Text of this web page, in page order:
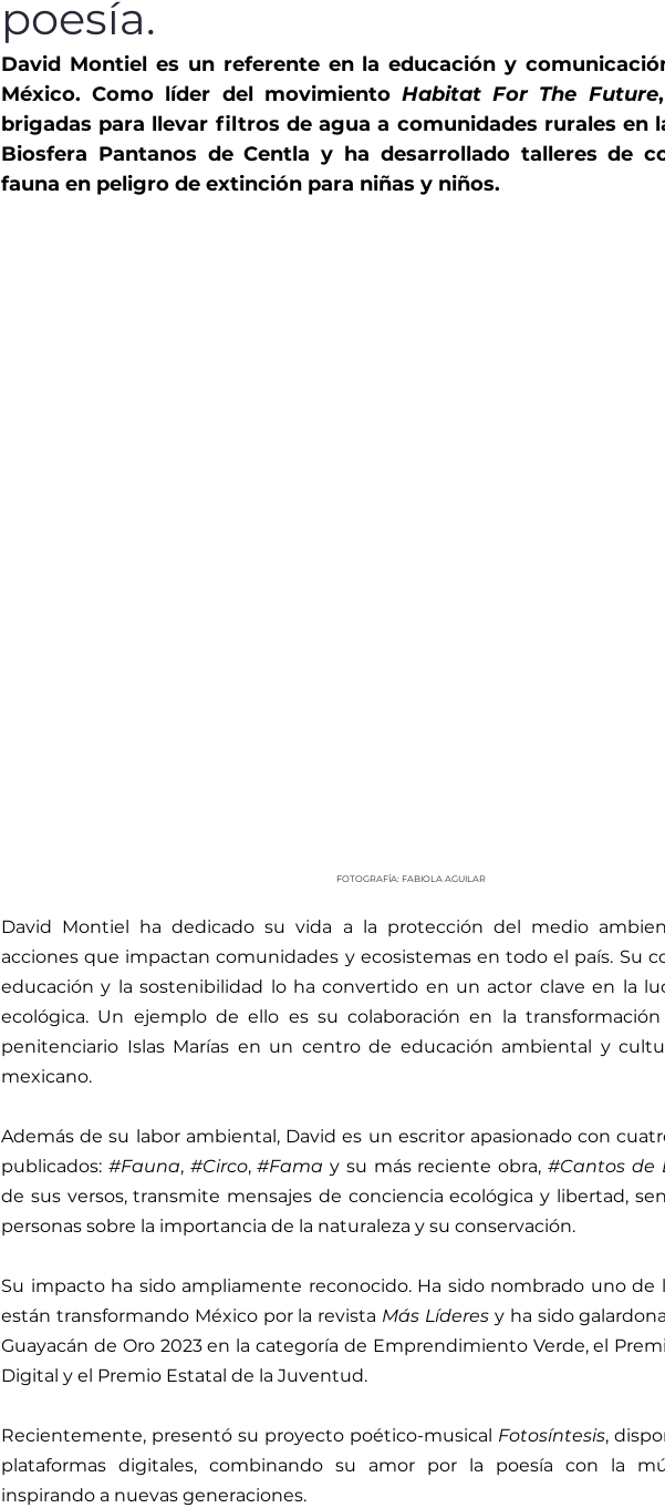
poesía.
David Montiel es un referente en la educación y
México. Como líder del movimiento Habitat For The Future
brigadas para llevar filtros de agua a comunidades rurales en
Biosfera Pantanos de Centla y ha desarrollado talleres de
fauna en peligro de extinción para niñas y niños.
FOTOGRAFÍA: FABIOLA AGUILAR
David Montiel ha dedicado su vida a la protección del medio
acciones que impactan comunidades y ecosistemas en todo el país. Su
educación y la sostenibilidad lo ha convertido en un actor clave en la
ecológica. Un ejemplo de ello es su colaboración en la
penitenciario Islas Marías en un centro de educación ambiental y
mexicano.
Además de su labor ambiental, David es un escritor apasionado con
publicados: #Fauna, #Circo, #Fama y su más reciente obra, #Cantos de
de sus versos, transmite mensajes de conciencia ecológica y libertad,
personas sobre la importancia de la naturaleza y su conservación.
Su impacto ha sido ampliamente reconocido. Ha sido nombrado uno de
están transformando México por la revista Más Líderes y ha sido
Guayacán de Oro 2023 en la categoría de Emprendimiento Verde, el
Digital y el Premio Estatal de la Juventud.
Recientemente, presentó su proyecto poético-musical Fotosíntesis,
plataformas digitales, combinando su amor por la poesía con la
inspirando a nuevas generaciones.